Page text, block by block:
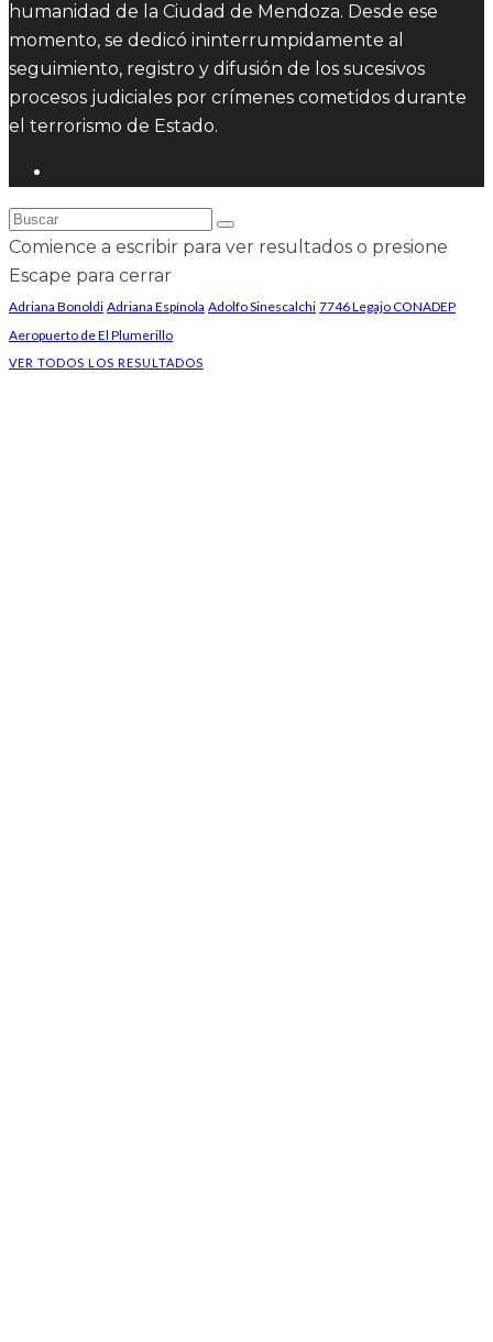
humanidad de la Ciudad de Mendoza. Desde ese
momento, se dedicó ininterrumpidamente al
seguimiento, registro y difusión de los sucesivos
procesos judiciales por crímenes cometidos durante
el terrorismo de Estado.
Comience a escribir para ver resultados o presione
Escape para cerrar
Adriana Bonoldi Adriana Espínola Adolfo Sinescalchi 7746 Legajo CONADEP
Aeropuerto de El Plumerillo
VER TODOS LOS RESULTADOS